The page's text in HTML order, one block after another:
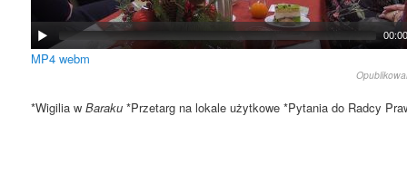
MP4 webm
*Wigilia wBaraku *Przetarg na lokale użytkowe *Pytania do Radcy